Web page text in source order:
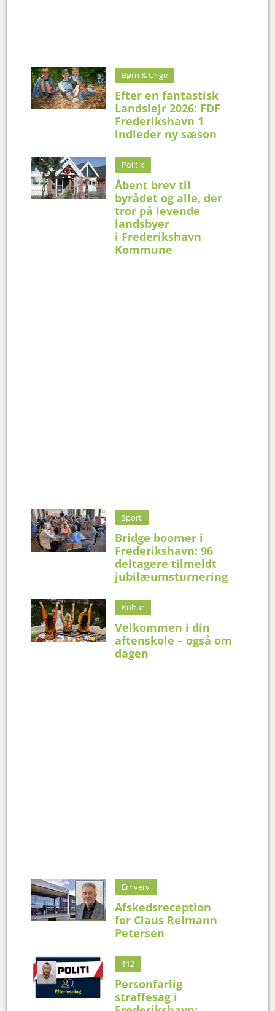
Børn & Unge
Efter en fantastisk
Landslejr 2026: FDF
Frederikshavn 1
indleder ny sæson
Politik
Åbent brev til
byrådet og alle, der
tror på levende
landsbyer
i Frederikshavn
Kommune
Sport
Bridge boomer i
Frederikshavn: 96
deltagere tilmeldt
jubilæumsturnering
Kultur
Velkommen i din
aftenskole – også om
dagen
Erhverv
Afskedsreception
for Claus Reimann
Petersen
112
Personfarlig
straffesag i